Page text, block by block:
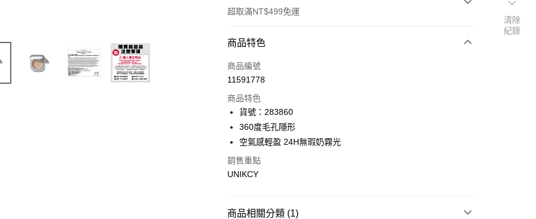
超取滿NT$499免運
付款方式
icash Pay
超商取貨付款
LINE Pay
街口支付
商品特色
商品編號
11591778
商品特色
貨號：283860
360度毛孔隱形
空氣感輕盈 24H無瑕奶霧光
銷售重點
UNIKCY
商品相關分類 (1)
清除
紀錄